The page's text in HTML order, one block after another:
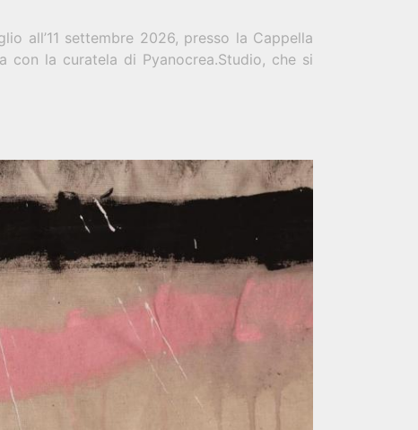
all’11 settembre 2026, presso la Cappella
con la curatela di Pyanocrea.Studio, che si